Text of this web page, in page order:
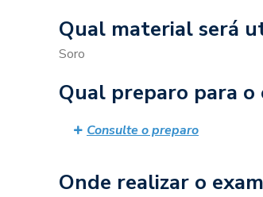
Qual material será
Soro
Qual preparo para o
Consulte o preparo
Onde realizar o